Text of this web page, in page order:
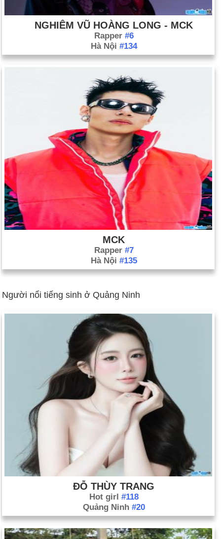
NGHIÊM VŨ HOÀNG LONG - MCK
Rapper #6
Hà Nội #134
MCK
Rapper #7
Hà Nội #135
Người nổi tiếng sinh ở Quảng Ninh
ĐỖ THÙY TRANG
Hot girl #118
Quảng Ninh #20